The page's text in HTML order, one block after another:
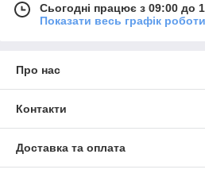
Сьогодні працює з 09:00 до
Показати весь графік роботи
Про нас
Контакти
Доставка та оплата